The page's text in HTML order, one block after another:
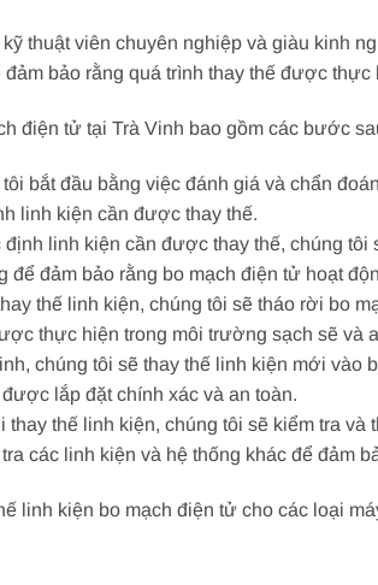
thuật viên chuyên nghiệp và giàu kinh
bảo rằng quá trình thay thế được
điện tử tại Trà Vinh bao gồm các bước
bắt đầu bằng việc đánh giá và chẩn
linh kiện cần được thay thế.
linh kiện cần được thay thế, chúng
đảm bảo rằng bo mạch điện tử hoạt
thế linh kiện, chúng tôi sẽ tháo rời bo
thực hiện trong môi trường sạch sẽ và
chúng tôi sẽ thay thế linh kiện mới
lắp đặt chính xác và an toàn.
thay thế linh kiện, chúng tôi sẽ kiểm tra
các linh kiện và hệ thống khác để đảm
linh kiện bo mạch điện tử cho các loại